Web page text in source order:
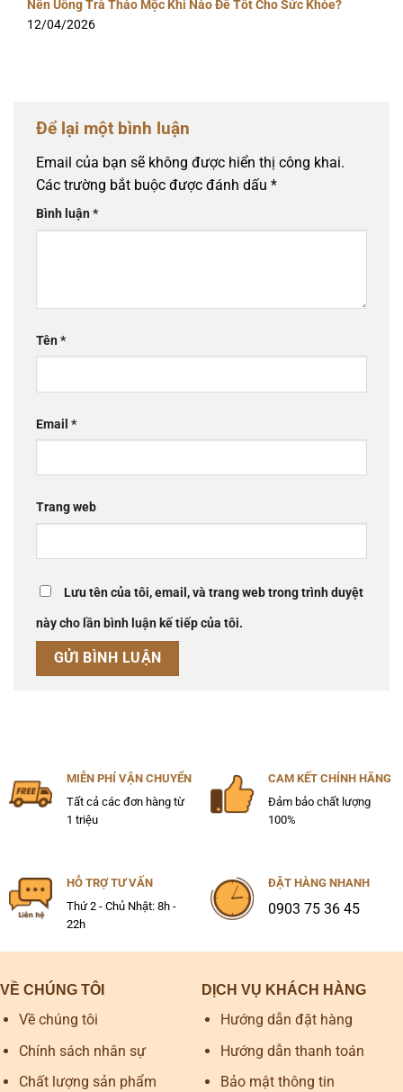
Nên Uống Trà Thảo Mộc Khi Nào Để Tốt Cho Sức Khỏe?
12/04/2026
Để lại một bình luận
Email của bạn sẽ không được hiển thị công khai.
Các trường bắt buộc được đánh dấu *
Bình luận*
Tên*
Email *
Trang web
Lưu tên của tôi, email, và trang web trong trình duyệt
này cho lần bình luận kế tiếp của tôi.
MIỄN PHÍ VẬN CHUYỂN
Tất cả các đơn hàng từ
1 triệu
CAM KẾT CHÍNH HÃNG
Đảm bảo chất lượng
100%
HỖ TRỢ TƯ VẤN
Thứ 2 - Chủ Nhật: 8h -
22h
ĐẶT HÀNG NHANH
0903 75 36 45
VỀ CHÚNG TÔI
Về chúng tôi
Chính sách nhân sự
Chất lượng sản phẩm
DỊCH VỤ KHÁCH HÀNG
Hướng dẫn đặt hàng
Hướng dẫn thanh toán
Bảo mật thông tin